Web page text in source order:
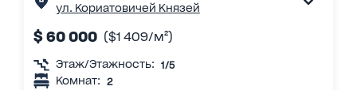
ул. Кориатовичей Князей
$ 60 000 ($1 409/м²)
Этаж/Этажность: 1/5
Комнат: 2